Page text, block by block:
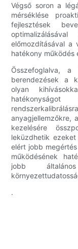
Végső soron a
mérséklése
fejlesztések
előmozdításával a
hatékony működés
Összefoglalva, a
berendezések a
olyan
anyagjellemzőkre,
kezelésére
leküzdhetik
elért jobb
működésének
jobb
.